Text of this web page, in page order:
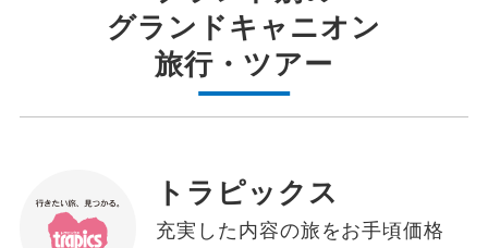
ローガン
セントジョンズ
グランドキャニオン
旅行・ツアー
トラピックス
充実した内容の旅をお手頃価格